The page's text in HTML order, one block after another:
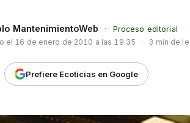
MantenimientoWeb ·
Proceso editorial
el 16 de enero de 2010 a las 19:35 · 3 min de
Prefiere Ecoticias en Google